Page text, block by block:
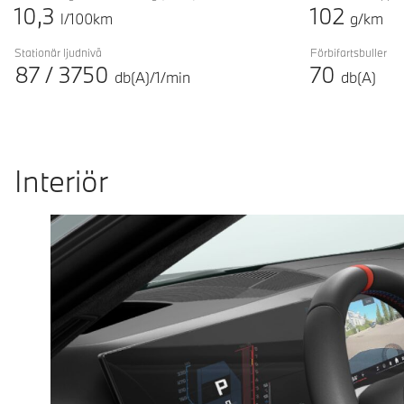
10,3 l/100km 102 g/km
Stationär ljudnivå
87/ 3750 db(A)/1/min
Förbifartsbuller
70 db(A)
Interiör